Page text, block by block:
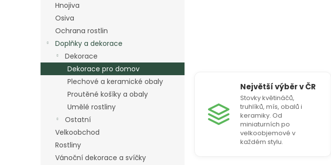
Hnojiva
Osiva
Ochrana rostlin
Doplňky a dekorace
Dekorace
Dekorace pro domov
Plechové a keramické obaly
Proutěné košíky a obaly
Umělé rostliny
Ostatní
Velkoobchod
Rostliny
Vánoční dekorace a svíčky
Největší výběr v ČR
Stovky květináčů,
truhlíků, mís, obalů i
keramiky. Od
miniaturních po
velkoobjemové v
každém stylu.